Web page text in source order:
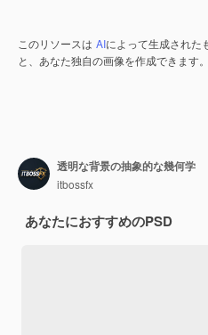
このリソースは AIによって生成された
と、あなた独自の画像を作成できます。
透明な背景の抽象的な幾何学
itbossfx
あなたにおすすめのPSD